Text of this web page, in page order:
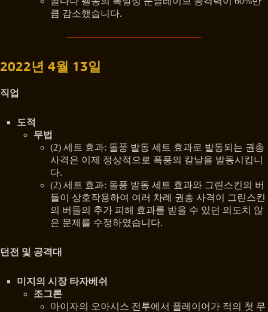
큼 감소했습니다.
2022년 4월 13일
직업
도적
무법
(2) 세트 효과: 돌풍 발동 세트 효과로 발동되는 권총
사격은 이제 정상적으로 폭풍의 칼날을 발동시킵니
다.
(2) 세트 효과: 돌풍 발동 세트 효과와 그린스킨의 버
들이 상호작용하여 여러 차례 권총 사격이 그린스킨
의 버들의 추가 피해 효과를 받을 수 있던 의도치 않
은 문제를 수정하였습니다.
던전 및 공격대
미지의 시장 타자베쉬
조그론
마이자의 오아시스 전투에서 플레이어가 적의 첫 무